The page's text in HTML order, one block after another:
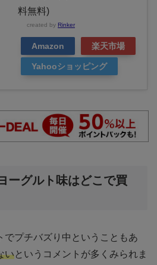
料無料)
created by Rinker
Amazon 楽天市場
Yahooショッピング
ーグルト味はどこで買
でプチバズり中ということもあ
いというコメントが多くみられま